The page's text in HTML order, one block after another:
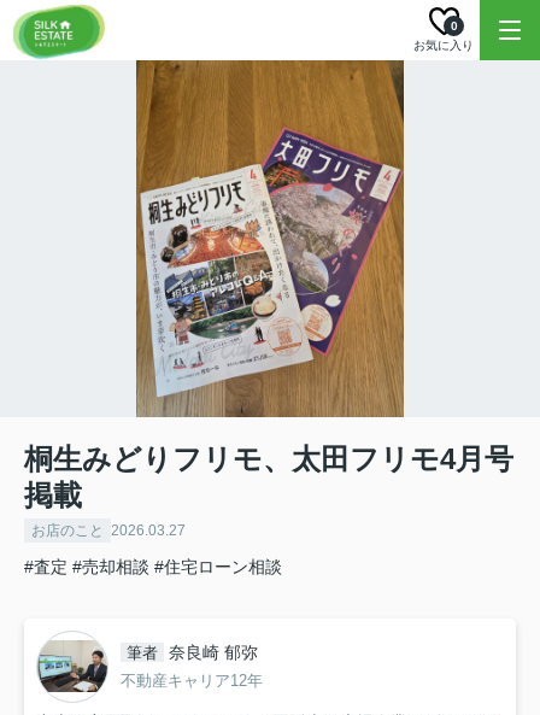
お気に入り
0
桐生みどりフリモ、太田フリモ4月号
掲載
お店のこと 2026.03.27
#査定 #売却相談 #住宅ローン相談
筆者 奈良崎 郁弥
不動産キャリア12年